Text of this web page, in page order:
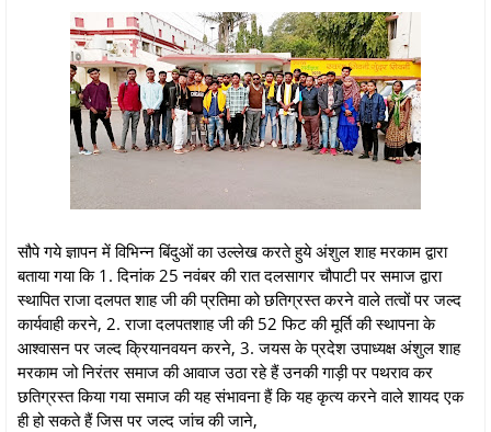
सौपे गये ज्ञापन में विभिन्न बिंदुओं का उल्लेख करते हुये अंशुल शाह मरकाम द्वारा
बताया गया कि 1. दिनांक 25 नवंबर की रात दलसागर चौपाटी पर समाज द्वारा
स्थापित राजा दलपत शाह जी की प्रतिमा को छतिग्रस्त करने वाले तत्वों पर जल्द
कार्यवाही करने, 2. राजा दलपतशाह जी की 52 फिट की मूर्ति की स्थापना के
आश्वासन पर जल्द क्रियानवयन करने, 3. जयस के प्रदेश उपाध्यक्ष अंशुल शाह
मरकाम जो निरंतर समाज की आवाज उठा रहे हैं उनकी गाड़ी पर पथराव कर
छतिग्रस्त किया गया समाज की यह संभावना हैं कि यह कृत्य करने वाले शायद एक
ही हो सकते हैं जिस पर जल्द जांच की जाने,